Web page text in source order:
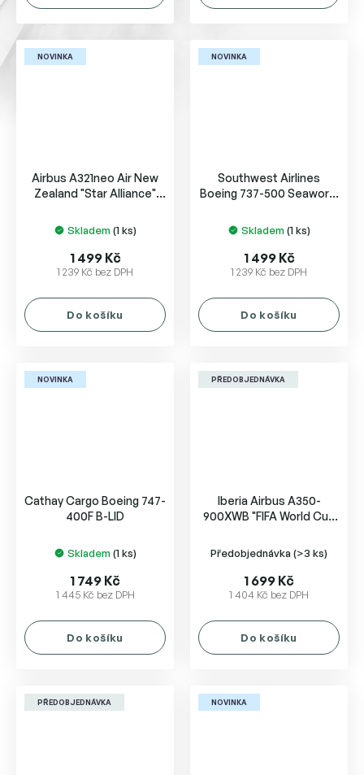
NOVINKA
Airbus A321neo Air New
Zealand "Star Alliance"
Skladem (1 ks)
1 239 Kč bez DPH
1 499 Kč
Do košíku
NOVINKA
Southwest Airlines
Boeing 737-500 Seaworld
Skladem (1 ks)
1 239 Kč bez DPH
1 499 Kč
Do košíku
NOVINKA
Cathay Cargo Boeing 747-
400F B-LID
Skladem (1 ks)
1 445 Kč bez DPH
1 749 Kč
Do košíku
PŘEDOBJEDNÁVKA
Iberia Airbus A350-
900XWB "FIFA World Cup
Předobjednávka (>3 ks)
1 404 Kč bez DPH
1 699 Kč
Do košíku
PŘEDOBJEDNÁVKA NOVINKA